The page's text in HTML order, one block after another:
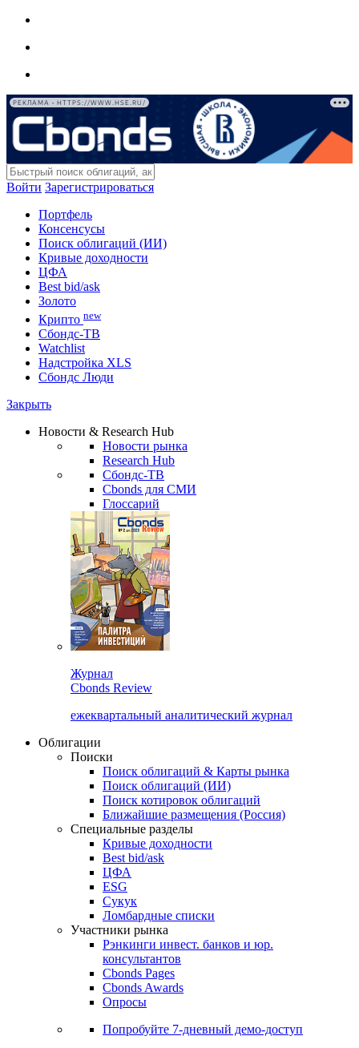
РЕКЛАМА • HTTPS://WWW.HSE.RU/
Войти Зарегистрироваться
Портфель
Консенсусы
Поиск облигаций (ИИ)
Кривые доходности
ЦФА
Best bid/ask
Золото
Крипто new
Сбондс-ТВ
Watchlist
Надстройка XLS
Сбондс Люди
Закрыть
Новости & Research Hub
Новости рынка
Research Hub
Сбондс-ТВ
Cbonds для СМИ
Глоссарий
Журнал
Cbonds Review
ежеквартальный аналитический журнал
Облигации
Поиски
Поиск облигаций & Карты рынка
Поиск облигаций (ИИ)
Поиск котировок облигаций
Ближайшие размещения (Россия)
Специальные разделы
Кривые доходности
Best bid/ask
ЦФА
ESG
Сукук
Ломбардные списки
Участники рынка
Рэнкинги инвест. банков и юр.
консультантов
Cbonds Pages
Cbonds Awards
Опросы
Попробуйте 7-дневный демо-доступ